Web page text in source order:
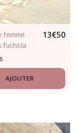
femme
fuchsia
13€50
AJOUTER